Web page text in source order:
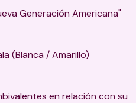
Generación Americana"
(Blanca / Amarillo)
en relación con su